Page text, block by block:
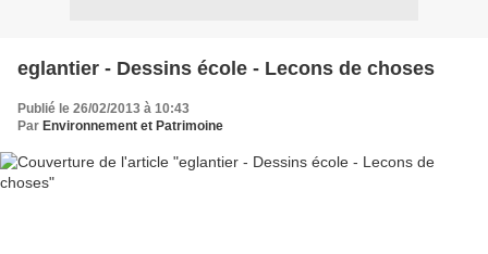
eglantier - Dessins école - Lecons de choses
Publié le 26/02/2013 à 10:43
Par Environnement et Patrimoine